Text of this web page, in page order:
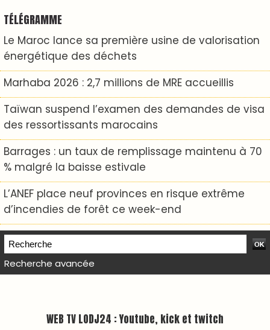
TÉLÉGRAMME
Le Maroc lance sa première usine de valorisation
énergétique des déchets
Marhaba 2026 : 2,7 millions de MRE accueillis
Taïwan suspend l’examen des demandes de visa
des ressortissants marocains
Barrages : un taux de remplissage maintenu à 70
% malgré la baisse estivale
L’ANEF place neuf provinces en risque extrême
d’incendies de forêt ce week-end
Recherche avancée